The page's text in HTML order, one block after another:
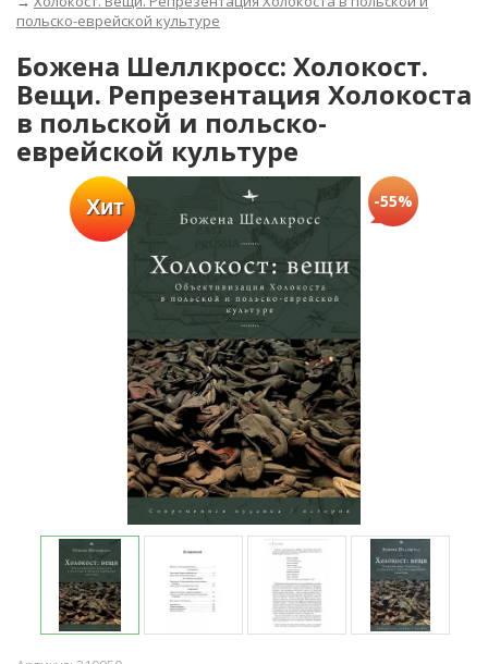
польско-еврейской культуре
Божена Шеллкросс: Холокост.
Вещи. Репрезентация Холокоста
в польской и польско-
еврейской культуре
Хит -55%